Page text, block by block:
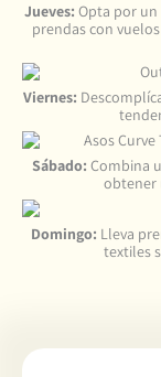
Jueves: Opta por
prendas con
Viernes:
Sábado: Combina
obtener
Domingo: Lleva
textiles